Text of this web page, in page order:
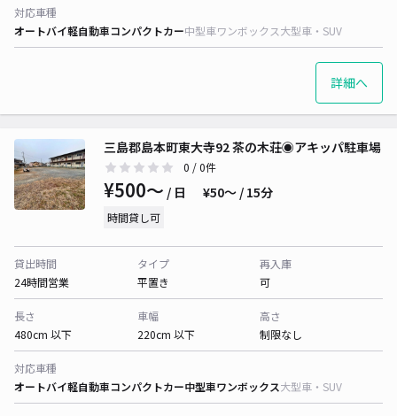
対応車種
オートバイ軽自動車コンパクトカー中型車ワンボックス大型車・SUV
詳細へ
三島郡島本町東大寺92 茶の木荘◉アキッパ駐車場
0 / 0件
¥500〜 / 日 ¥50〜 / 15分
時間貸し可
貸出時間
24時間営業
タイプ
平置き
再入庫
可
長さ
480cm 以下
車幅
220cm 以下
高さ
制限なし
対応車種
オートバイ軽自動車コンパクトカー中型車ワンボックス大型車・SUV